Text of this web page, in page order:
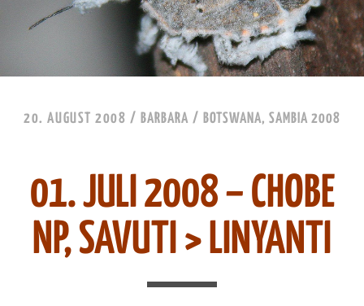
20. AUGUST 2008 / BARBARA / BOTSWANA, SAMBIA 2008
01. JULI 2008 – CHOBE
NP, SAVUTI > LINYANTI